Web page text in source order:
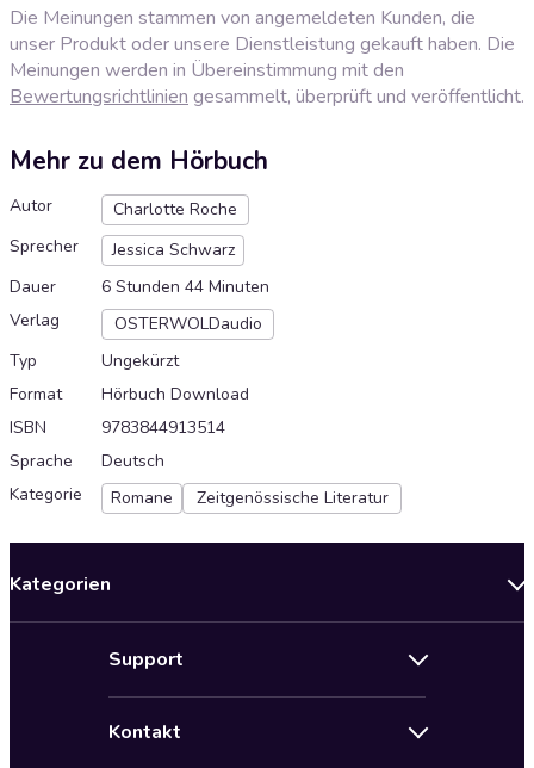
Die Meinungen stammen von angemeldeten Kunden, die
unser Produkt oder unsere Dienstleistung gekauft haben. Die
Meinungen werden in Übereinstimmung mit den
Bewertungsrichtlinien gesammelt, überprüft und veröffentlicht.
Mehr zu dem Hörbuch
Autor
Charlotte Roche
Sprecher
Jessica Schwarz
Dauer
6 Stunden 44 Minuten
Verlag
OSTERWOLDaudio
Typ
Ungekürzt
Format
Hörbuch Download
ISBN
9783844913514
Sprache
Deutsch
Kategorie
Romane Zeitgenössische Literatur
Kategorien
Support
Kontakt